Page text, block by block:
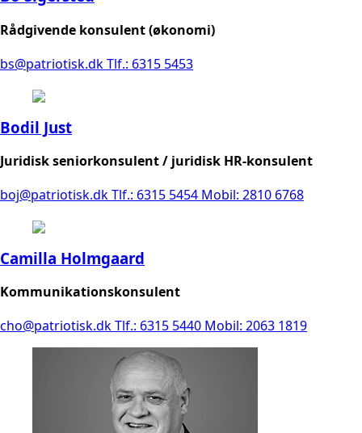
Rådgivende konsulent (økonomi)
bs@patriotisk.dkTlf.: 6315 5453
Bodil Just
Juridisk seniorkonsulent / juridisk HR-konsulent
boj@patriotisk.dkTlf.: 6315 5454 Mobil: 2810 6768
Camilla Holmgaard
Kommunikationskonsulent
cho@patriotisk.dkTlf.: 6315 5440 Mobil: 2063 1819